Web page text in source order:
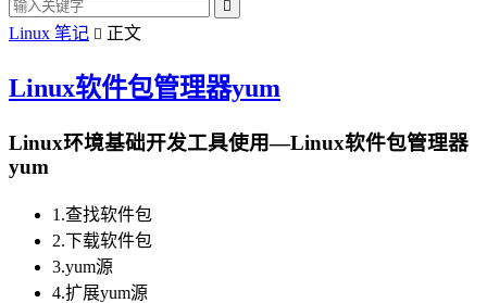

Linux 笔记  正文
Linux软件包管理器yum
Linux环境基础开发工具使用—Linux软件包管理器
yum
1.查找软件包
2.下载软件包
3.yum源
4.扩展yum源